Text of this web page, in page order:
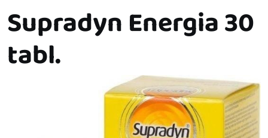
Supradyn Energia 30
tabl.